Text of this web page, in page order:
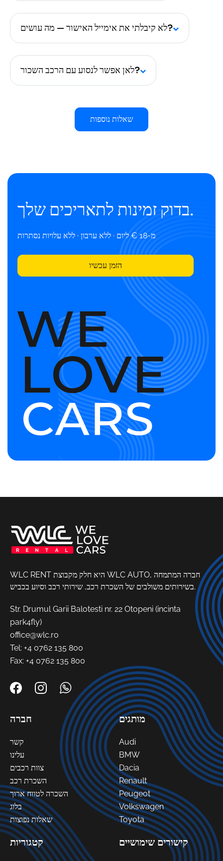
לא קיבלתי את אימייל האישור — מה עושים?
לאן אפשר לנסוע עם הרכב השכור?
שאלות נוספות
בדוק זמינות לתאריכים שלך.
מ-18 € ליום · ללא ערבון · ללא עלויות נסתרות
הזמן עכשיו
WLC RENT היא חלק מקבוצת WLC AUTO, חברה המתמחה
בשירותים משולבים של השכרת רכב, שירותי רכב וסיוע בכביש.
Str. Drumul Garii Balotesti nr. 22 Otopeni (incinta
park4fly)
office@wlc.ro
Tel: +4 0762 135 800
Fax: +4 0762 135 800
חברה
קשר
עלינו
צוות רכבים
השכרת רכב
השכרה לטווח ארוך
בלוג
שאלות נפוצות
מותגים
Audi
BMW
Dacia
Renault
Peugeot
Volkswagen
Toyota
קטגוריות קישורים שימושיים